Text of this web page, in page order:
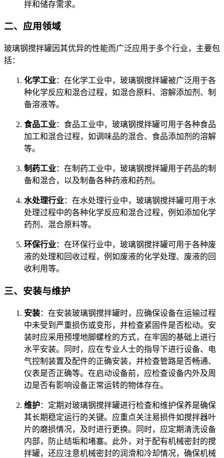
拌和储存需求。
二、应用领域
玻璃钢搅拌罐因其优异的性能而广泛应用于多个行业，主要包
括：
化学工业：在化学工业中，玻璃钢搅拌罐被广泛用于各
种化学反应和混合过程，如混合原料、溶解添加剂、制
备溶液等。
食品工业：食品工业中，玻璃钢搅拌罐可用于各种食品
加工和混合过程，如调味品的混合、食品添加剂的溶解
等。
制药工业：在制药工业中，玻璃钢搅拌罐用于药品的制
备和混合，以及制备各种药液和药剂。
水处理行业：在水处理行业中，玻璃钢搅拌罐可用于水
处理过程中的各种化学反应和混合过程，例如添加化学
药剂、混合原料等。
环保行业：在环保行业中，玻璃钢搅拌罐可用于各种废
液的处理和回收过程，例如废液的化学处理、废液的回
收利用等。
三、安装与维护
安装：在安装玻璃钢搅拌罐时，应确保设备在运输过程
中未受到严重损伤或变形，并检查紧固件是否松动。安
装时应采用预埋地脚螺栓的方式，在牢固的基础上进行
水平安装。同时，应在专业人士的指导下进行设备、电
气控制装置及配件的正确安装，并检查管路是否畅通、
仪表是否正确等。在启动设备前，应检查设备内外及周
边是否有影响设备正常运转的物体存在。
维护：定期对玻璃钢搅拌罐进行检查和维护保养是确保
其长期稳定运行的关键。应重点关注易损件如搅拌器叶
片的磨损情况，及时进行更换。同时，应定期清洗设备
内部，防止结垢和堵塞。此外，对于配有机械密封的搅
拌罐，还应注意机械密封的润滑和冷却情况，确保机械